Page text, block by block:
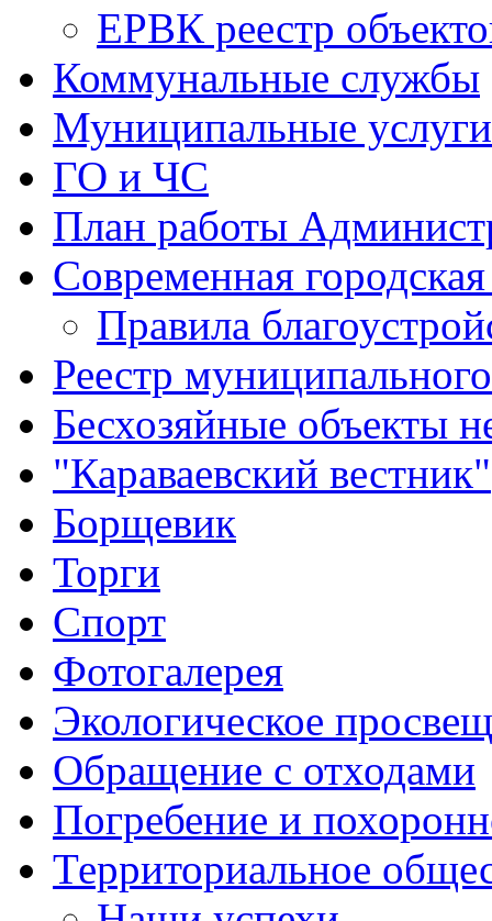
ЕРВК реестр
Коммунальные службы
Муниципальные услуги
ГО и ЧС
План работы
Современная городская
Правила
Реестр
Бесхозяйные объекты
"Караваевский вестник"
Борщевик
Торги
Спорт
Фотогалерея
Экологическое
Обращение с отходами
Погребение и
Территориальное